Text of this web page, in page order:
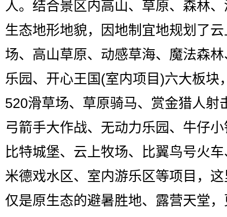
人。结合景区内高山、草原、森林
生态地形地貌，因地制宜地规划了
场、高山草原、动感草海、魔法森
乐园、开心王国(室内项目)六大板块
520滑草场、草原骑马、赏金猎人射
弓箭手大作战、无动力乐园、牛仔
比特城堡、云上牧场、比翼鸟号火
米德戏水区、室内游乐区等项目，
仅是原生态的避暑胜地、露营天堂